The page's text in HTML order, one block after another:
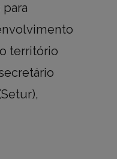
território